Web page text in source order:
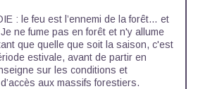
: le feu est l’ennemi de la forêt… et
ne fume pas en forêt et n'y allume
que quelle que soit la saison, c'est
estivale, avant de partir en
sur les conditions et
aux massifs forestiers.